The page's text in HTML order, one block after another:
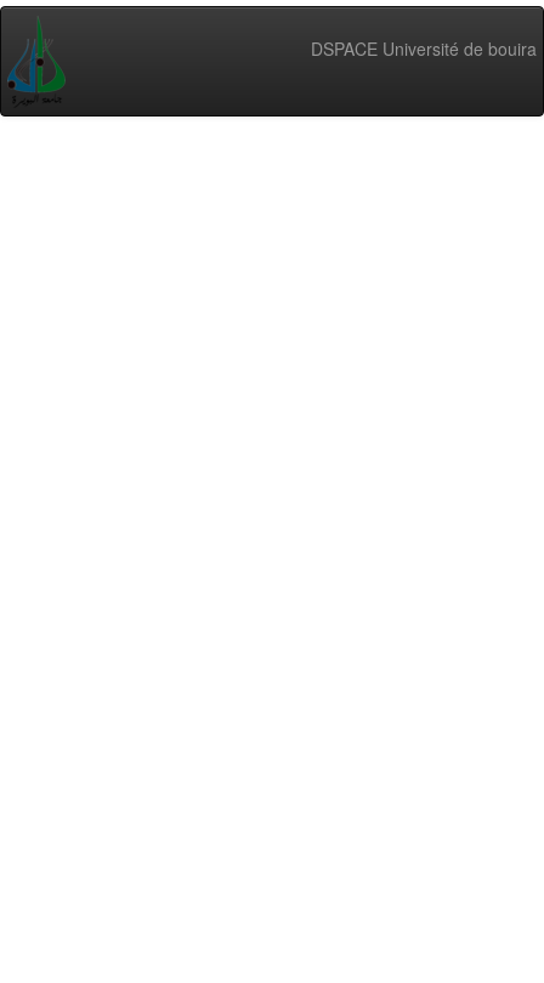
DSPACE Université de bouira